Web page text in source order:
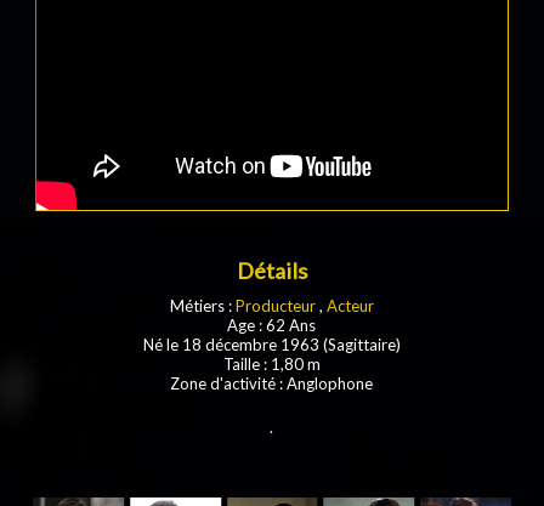
Détails
Métiers :Producteur, Acteur
Age : 62 Ans
Né le 18 décembre 1963 (Sagittaire)
Taille : 1,80 m
Zone d'activité : Anglophone
.